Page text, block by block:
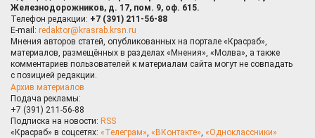
Железнодорожников, д. 17, пом. 9, оф. 615.
Телефон редакции: +7 (391) 211-56-88
E-mail: redaktor@krasrab.krsn.ru
Мнения авторов статей, опубликованных на портале «Красраб»,
материалов, размещённых в разделах «Мнения», «Молва», а также
комментариев пользователей к материалам сайта могут не совпадать
с позицией редакции.
Архив материалов
Подача рекламы:
+7 (391) 211-56-88
Подписка на новости: RSS
«Красраб» в соцсетях: «Телеграм», «ВКонтакте», «Одноклассники»